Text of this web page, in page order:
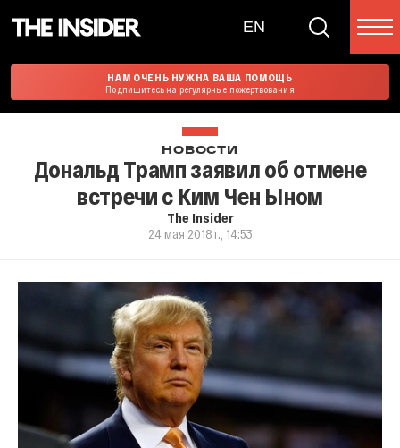
EN
НАМ ОЧЕНЬ НУЖНА ВАША ПОМОЩЬ
Подпишитесь на регулярные пожертвования
НОВОСТИ
Дональд Трамп заявил об отмене
встречи с Ким Чен Ыном
The Insider
24 мая 2018 г., 14:53